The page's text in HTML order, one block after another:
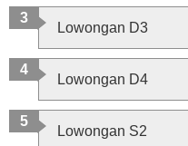
Lowongan D3
Lowongan D4
Lowongan S2